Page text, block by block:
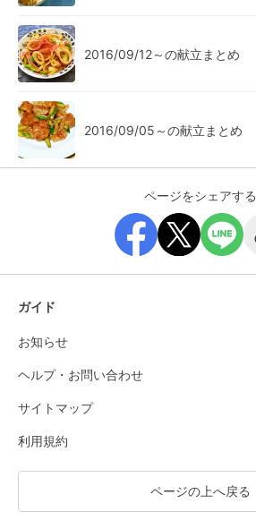
2016/09/12～の献立まとめ
2016/09/05～の献立まとめ
ページをシェアする
ガイド
お知らせ
ヘルプ・お問い合わせ
サイトマップ
利用規約
ページの上へ戻る